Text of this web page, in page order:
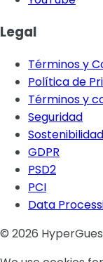
Legal
Términos y
Política de
Términos y
Seguridad
Sostenibilidad
GDPR
PSD2
PCI
Data
© 2026